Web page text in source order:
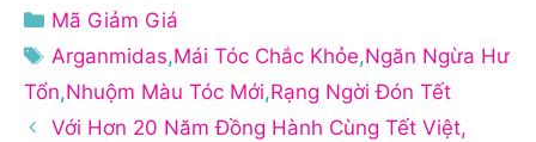
Danh
mục
Mã Giảm Giá
Thẻ
Arganmidas,Mái Tóc Chắc Khỏe,Ngăn Ngừa Hư
Tổn,Nhuộm Màu Tóc Mới,Rạng Ngời Đón Tết
Với Hơn 20 Năm Đồng Hành Cùng Tết Việt,